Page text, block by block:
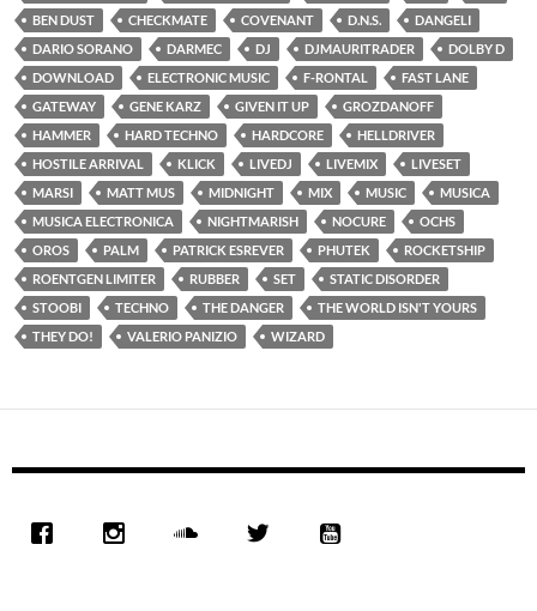
BEN DUST
CHECKMATE COVENANT D.N.S.
DANGELI
DARIO SORANO
DARMEC DJ DJMAURITRADER
DOLBY D
DOWNLOAD
ELECTRONIC MUSIC F-RONTAL
FAST LANE
GATEWAY
GENE KARZ GIVEN IT UP
GROZDANOFF
HAMMER
HARD TECHNO HARDCORE
HELLDRIVER
HOSTILE ARRIVAL
KLICK LIVEDJ LIVEMIX
LIVESET
MARSI
MATT MUS MIDNIGHT MIX MUSIC
MUSICA
MUSICA ELECTRONICA
NIGHTMARISH NOCURE
OCHS
OROS
PALM PATRICK ESREVER PHUTEK
ROCKETSHIP
ROENTGEN LIMITER
RUBBER SET
STATIC DISORDER
STOOBI
TECHNO THE DANGER
THE WORLD ISN'T YOURS
THEY DO!
VALERIO PANIZIO WIZARD